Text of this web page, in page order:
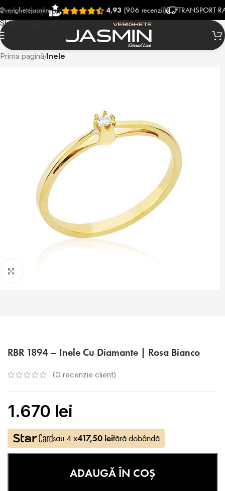
Skip to navigation
Skip to main content
4,93(906 recenzii) TRANSPORT RAPID
Prima pagină Inele
RBR 1894 – Inele Cu Diamante | Rosa Bianco
(O recenzie client)
1.670 lei
sau 4 x417,50 leifără dobândă
ADAUGĂ ÎN COȘ